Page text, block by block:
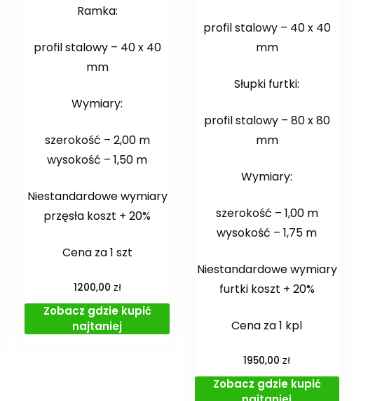
Ramka:
profil stalowy – 40 x 40
mm
Wymiary:
szerokość – 2,00 m
wysokość – 1,50 m
Niestandardowe wymiary
przęsła koszt + 20%
Cena za 1 szt
1200,00 zł
Zobacz gdzie kupić
najtaniej
profil stalowy – 40 x 40
mm
Słupki furtki:
profil stalowy – 80 x 80
mm
Wymiary:
szerokość – 1,00 m
wysokość – 1,75 m
Niestandardowe wymiary
furtki koszt + 20%
Cena za 1 kpl
1950,00zł
Zobacz gdzie kupić